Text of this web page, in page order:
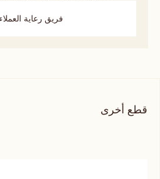
فريق رعاية العملاء
قطع أخرى